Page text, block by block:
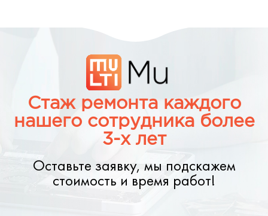
Стаж ремонта каждого
нашего сотрудника более
3-х лет
Оставьте заявку, мы подскажем
стоимость и время работ!